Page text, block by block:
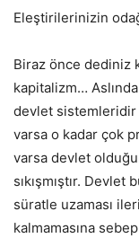
Eleştirilerinizin
Biraz önce dediniz
kapitalizm…
devlet sistemleridir
varsa o kadar çok
varsa devlet
sıkışmıştır.
süratle uzaması
kalmamasına